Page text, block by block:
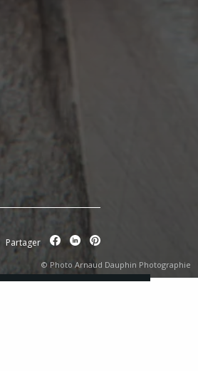
© Photo Arnaud Dauphin Photographie
Partager